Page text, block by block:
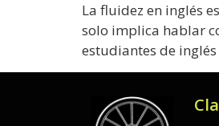
La fluidez en inglés
solo implica hablar
estudiantes de